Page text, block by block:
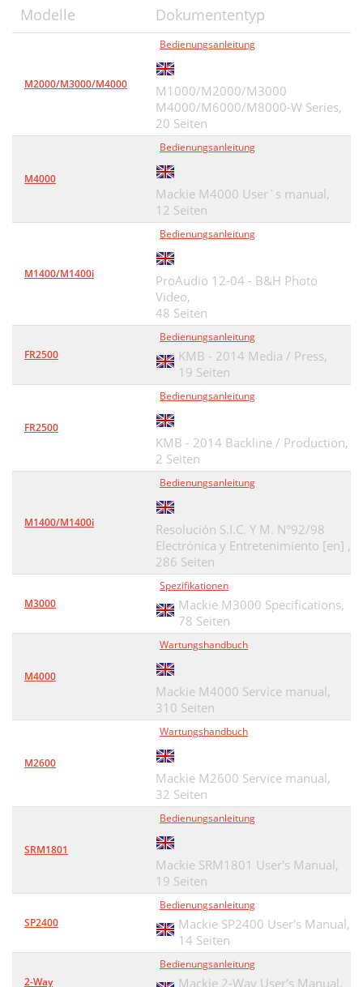
Modelle Dokumententyp
M2000/M3000/M4000
Bedienungsanleitung
M1000/M2000/M3000
M4000/M6000/M8000-W Series,
20 Seiten
M4000
Bedienungsanleitung
Mackie M4000 User`s manual,
12 Seiten
M1400/M1400i
Bedienungsanleitung
ProAudio 12-04 - B&H Photo
Video,
48 Seiten
FR2500
Bedienungsanleitung
KMB - 2014 Media / Press,
19 Seiten
FR2500
Bedienungsanleitung
KMB - 2014 Backline / Production,
2 Seiten
M1400/M1400i
Bedienungsanleitung
Resolución S.I.C. Y M. N°92/98
Electrónica y Entretenimiento [en] ,
286 Seiten
M3000
Spezifikationen
Mackie M3000 Specifications,
78 Seiten
M4000
Wartungshandbuch
Mackie M4000 Service manual,
310 Seiten
M2600
Wartungshandbuch
Mackie M2600 Service manual,
32 Seiten
SRM1801
Bedienungsanleitung
Mackie SRM1801 User's Manual,
19 Seiten
SP2400
Bedienungsanleitung
Mackie SP2400 User's Manual,
14 Seiten
2-Way
Bedienungsanleitung
Mackie 2-Way User's Manual,